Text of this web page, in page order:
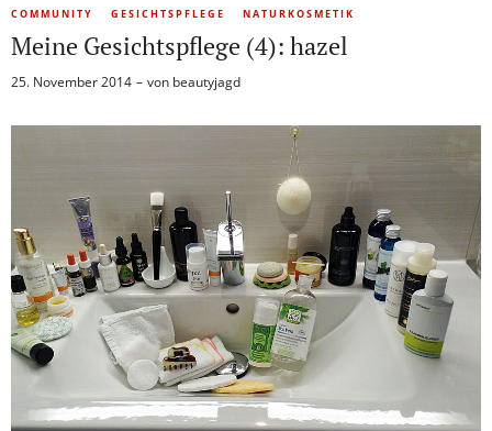
COMMUNITY GESICHTSPFLEGE NATURKOSMETIK
Meine Gesichtspflege (4): hazel
25. November 2014 von beautyjagd